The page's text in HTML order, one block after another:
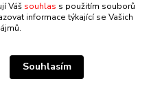
Váš souhlas s použitím souborů
informace týkající se Vašich
Souhlasím